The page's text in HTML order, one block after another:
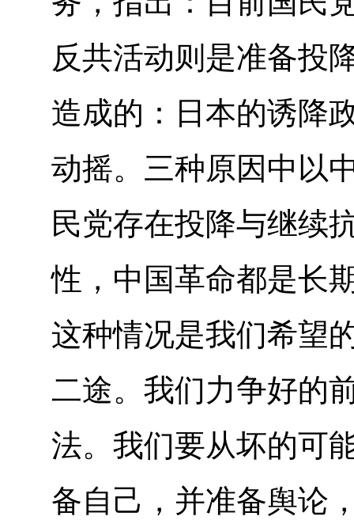
反共活动则是准备投
造成的：日本的诱降
动摇。三种原因中以
民党存在投降与继续
性，中国革命都是长
这种情况是我们希望
二途。我们力争好的
法。我们要从坏的可
备自己，并准备舆论